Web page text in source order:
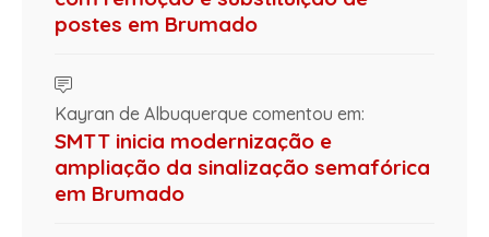
postes em Brumado
Kayran de Albuquerque comentou em:
SMTT inicia modernização e
ampliação da sinalização semafórica
em Brumado